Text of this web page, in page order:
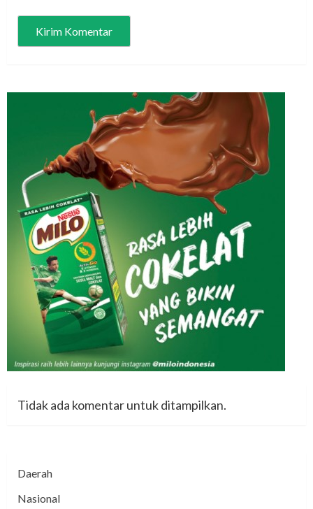
Tidak ada komentar untuk ditampilkan.
Daerah
Nasional